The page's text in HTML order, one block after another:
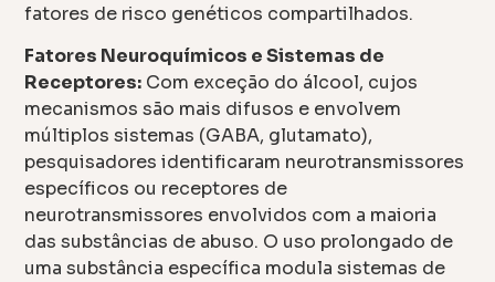
fatores de risco genéticos compartilhados.
Fatores Neuroquímicos e Sistemas de
Receptores: Com exceção do álcool, cujos
mecanismos são mais difusos e envolvem
múltiplos sistemas (GABA, glutamato),
pesquisadores identificaram neurotransmissores
específicos ou receptores de
neurotransmissores envolvidos com a maioria
das substâncias de abuso. O uso prolongado de
uma substância específica modula sistemas de